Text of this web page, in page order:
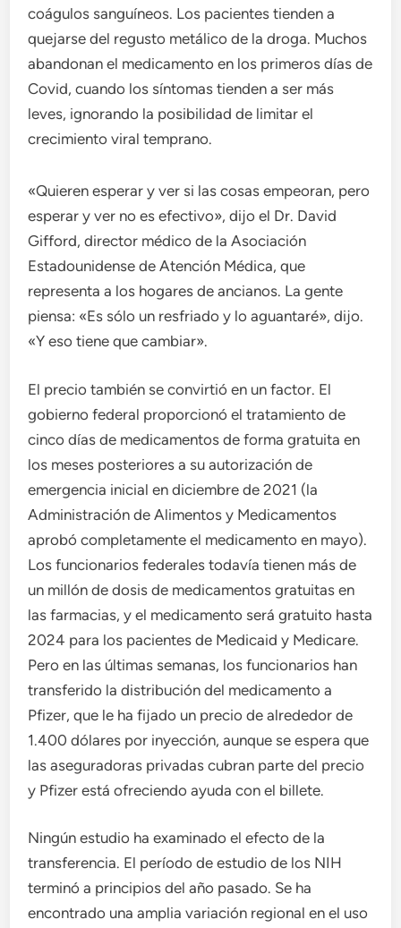
coágulos sanguíneos. Los pacientes tienden a
quejarse del regusto metálico de la droga. Muchos
abandonan el medicamento en los primeros días de
Covid, cuando los síntomas tienden a ser más
leves, ignorando la posibilidad de limitar el
crecimiento viral temprano.
«Quieren esperar y ver si las cosas empeoran, pero
esperar y ver no es efectivo», dijo el Dr. David
Gifford, director médico de la Asociación
Estadounidense de Atención Médica, que
representa a los hogares de ancianos. La gente
piensa: «Es sólo un resfriado y lo aguantaré», dijo.
«Y eso tiene que cambiar».
El precio también se convirtió en un factor. El
gobierno federal proporcionó el tratamiento de
cinco días de medicamentos de forma gratuita en
los meses posteriores a su autorización de
emergencia inicial en diciembre de 2021 (la
Administración de Alimentos y Medicamentos
aprobó completamente el medicamento en mayo).
Los funcionarios federales todavía tienen más de
un millón de dosis de medicamentos gratuitas en
las farmacias, y el medicamento será gratuito hasta
2024 para los pacientes de Medicaid y Medicare.
Pero en las últimas semanas, los funcionarios han
transferido la distribución del medicamento a
Pfizer, que le ha fijado un precio de alrededor de
1.400 dólares por inyección, aunque se espera que
las aseguradoras privadas cubran parte del precio
y Pfizer está ofreciendo ayuda con el billete.
Ningún estudio ha examinado el efecto de la
transferencia. El período de estudio de los NIH
terminó a principios del año pasado. Se ha
encontrado una amplia variación regional en el uso